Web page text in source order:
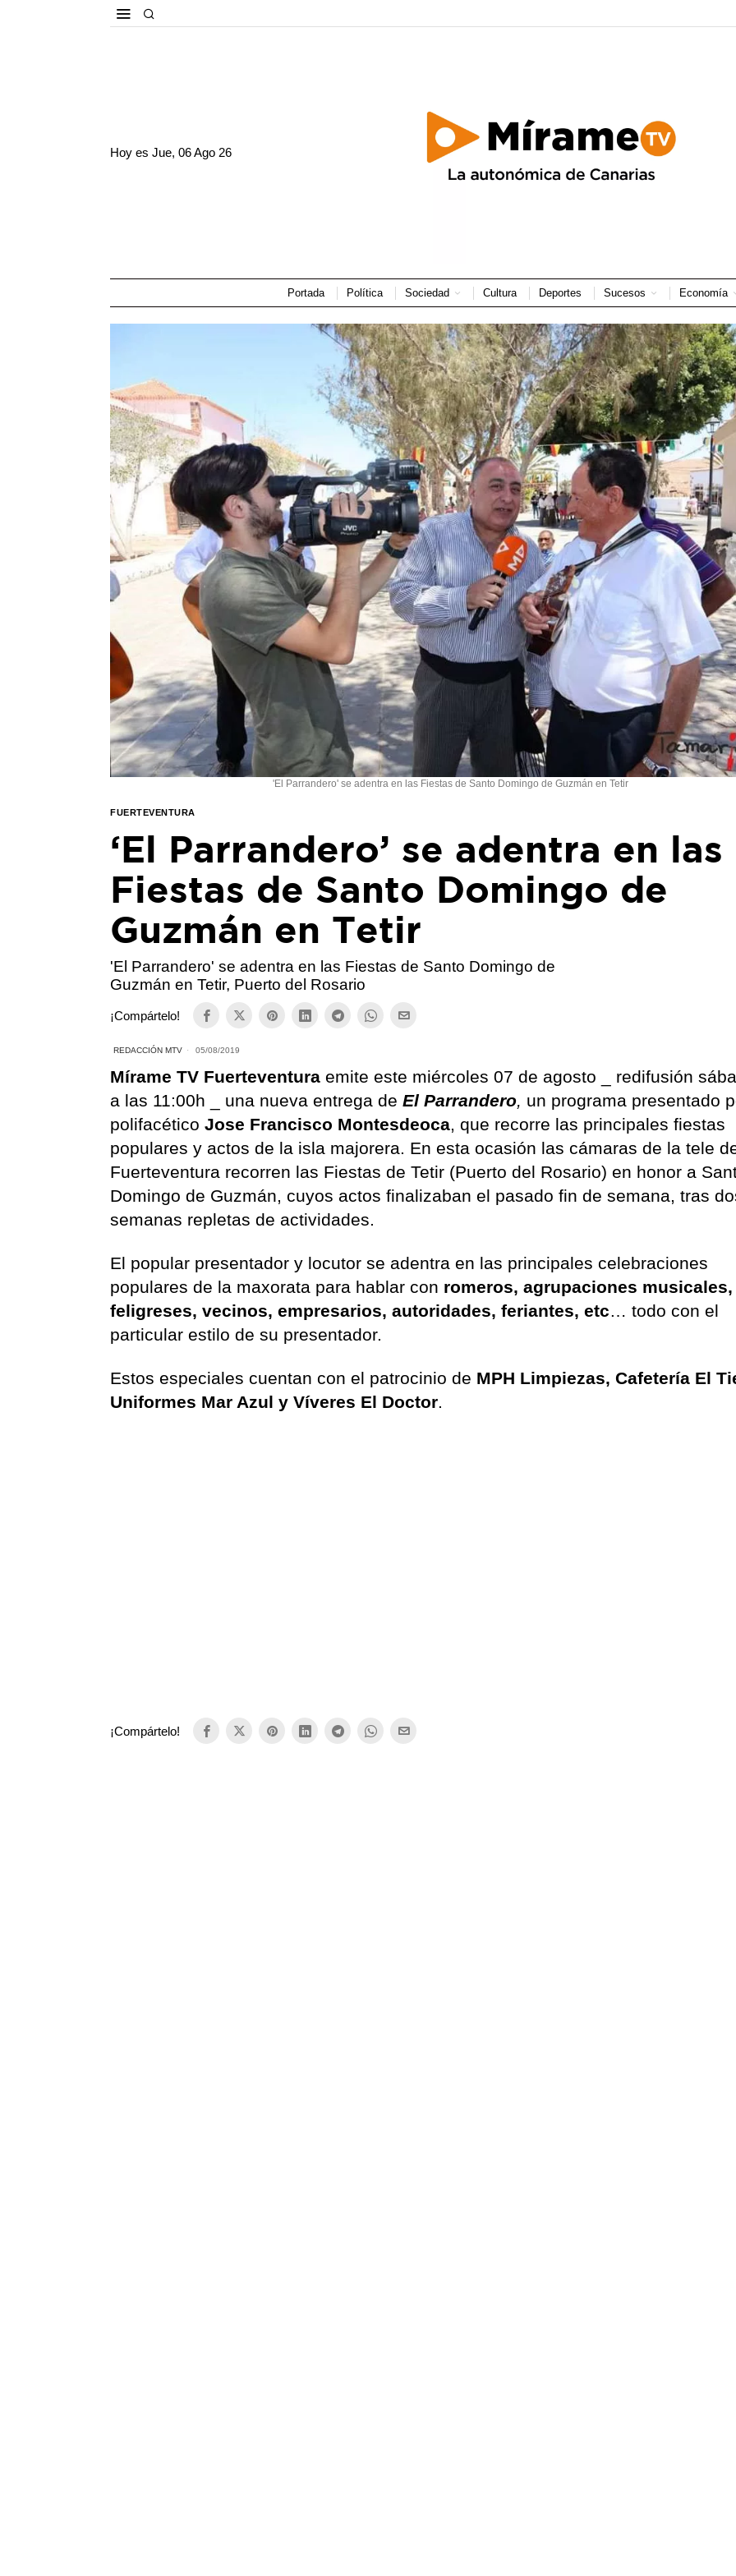
Hoy esJue, 06 Ago 26
Portada Política Sociedad Cultura Deportes Sucesos Economía
'El Parrandero' se adentra en las Fiestas de Santo Domingo de Guzmán en Tetir
FUERTEVENTURA
‘El Parrandero’ se adentra en las
Fiestas de Santo Domingo de
Guzmán en Tetir
'El Parrandero' se adentra en las Fiestas de Santo Domingo de
Guzmán en Tetir, Puerto del Rosario
¡Compártelo!
REDACCIÓN MTV 05/08/2019
Mírame TV Fuerteventuraemite este miércoles 07 de agosto _ redifusión
a las 11:00h _ una nueva entrega deEl Parrandero, un programa presentado
polifacéticoJose Francisco Montesdeoca, que recorre las principales fiestas
populares y actos de la isla majorera. En esta ocasión las cámaras de la tele
Fuerteventura recorren las Fiestas de Tetir (Puerto del Rosario) en honor a
Domingo de Guzmán, cuyos actos finalizaban el pasado fin de semana, tras
semanas repletas de actividades.
El popular presentador y locutor se adentra en las principales celebraciones
populares de la maxorata para hablar con romeros, agrupaciones musicales,
feligreses, vecinos, empresarios, autoridades, feriantes, etc… todo con el
particular estilo de su presentador.
Estos especiales cuentan con el patrocinio de MPH Limpiezas, Cafetería El
Uniformes Mar Azul y Víveres El Doctor.
¡Compártelo!